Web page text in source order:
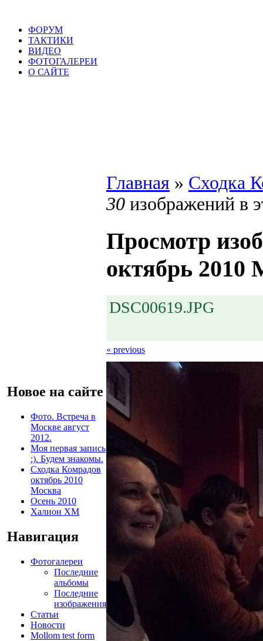
ФОРУМ
ТАКТИКИ
ВИДЕО
ФОТОГАЛЕРЕИ
О САЙТЕ
Новое на сайте
Фото. Встреча в
Москве август
2012.
Моя первая запись
:). Будем знакомы.
Сходка Комрадов
октябрь 2010
Москва
Осень 2010
Халион ХМ
Навигация
Фотогалереи
Последние
альбомы
Последние
изображения
Статьи
Новости
Mollom test form
Главная » Сходка
30 изображений в
Просмотр
октябрь 2010
DSC00619.JPG
« previous